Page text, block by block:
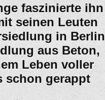
faszinierte ihn
seinen Leuten
in Berlin
aus Beton,
Leben voller
schon gerappt